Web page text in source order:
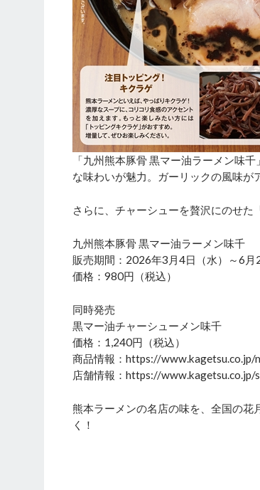
「九州熊本豚骨 黒マー油ラーメン味
な味わいが魅力。ガーリックの風味が
さらに、チャーシューを贅沢にのせた
九州熊本豚骨 黒マー油ラーメン味千
販売期間：2026年3月4日（水）～6月2
価格：980円（税込）
同時発売
黒マー油チャーシューメン味千
価格：1,240円（税込）
商品情報：https://
店舗情報：https://www.kagetsu.co.jp/
熊本ラーメンの名店の味を、全国の花
く！